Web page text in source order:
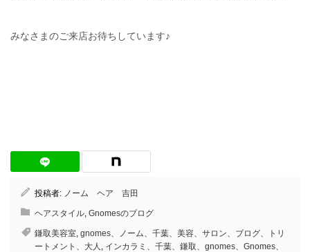
みなさまのご来店お待ちしています♪
投稿者: ノーム ヘア 吉田
ヘアスタイル, Gnomesのブログ
鎌取美容室, gnomes、ノーム、千葉、美容、サロン、ブログ、トリ
ートメント、大人 , インカラミ、千葉、鎌取、gnomes、Gnomes、